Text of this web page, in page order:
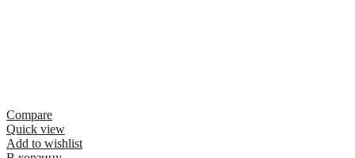
Compare
Quick view
Add to wishlist